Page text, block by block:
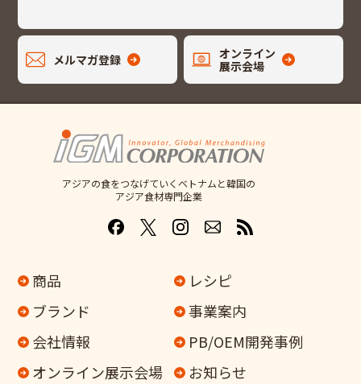
メルマガ登録
オンライン
展示会場
アジアの食をつなげていくベトナムと韓国の
アジア食材専門企業
商品
レシピ
ブランド
事業案内
会社情報
PB/OEM開発事例
オンライン展示会場
お知らせ